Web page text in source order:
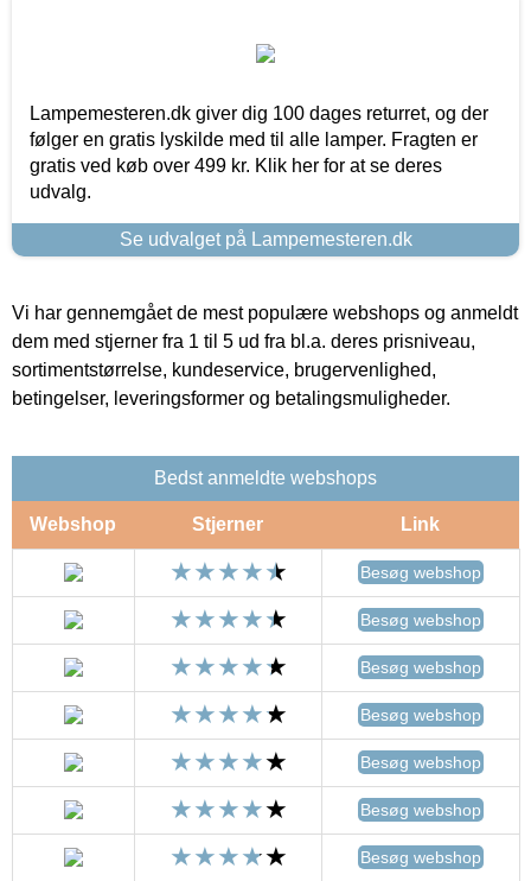
Lampemesteren.dk giver dig 100 dages returret, og der
følger en gratis lyskilde med til alle lamper. Fragten er
gratis ved køb over 499 kr. Klik her for at se deres
udvalg.
Se udvalget på Lampemesteren.dk
Vi har gennemgået de mest populære webshops og anmeldt
dem med stjerner fra 1 til 5 ud fra bl.a. deres prisniveau,
sortimentstørrelse, kundeservice, brugervenlighed,
betingelser, leveringsformer og betalingsmuligheder.
Bedst anmeldte webshops
Webshop Stjerner Link
Besøg webshop
Besøg webshop
Besøg webshop
Besøg webshop
Besøg webshop
Besøg webshop
Besøg webshop